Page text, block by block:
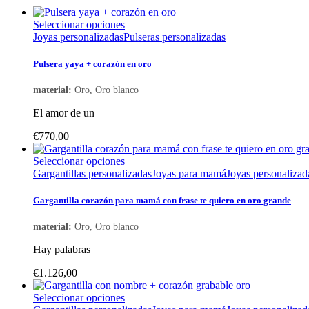
Seleccionar opcionesEste
producto
múltiples
Las
en
la
página
producto
Joyas personalizadasPulseras personalizadas
Pulsera yaya + corazón en oro
material: Oro, Oro blanco
El amor de un
€770,00
Seleccionar opcionesEste
producto
múltiples
Las
en
la
Gargantillas personalizadasJoyas para mamáJoyas
Gargantilla corazón para mamá con frase te quiero en oro grande
material: Oro, Oro blanco
Hay palabras
€1.126,00
Seleccionar opcionesEste